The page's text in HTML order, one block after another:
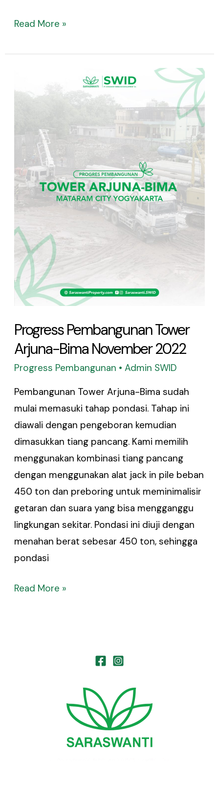
Read More »
Progress Pembangunan Tower
Arjuna-Bima November 2022
Progress Pembangunan •Admin SWID
Pembangunan Tower Arjuna-Bima sudah
mulai memasuki tahap pondasi. Tahap ini
diawali dengan pengeboran kemudian
dimasukkan tiang pancang. Kami memilih
menggunakan kombinasi tiang pancang
dengan menggunakan alat jack in pile beban
450 ton dan preboring untuk meminimalisir
getaran dan suara yang bisa mengganggu
lingkungan sekitar. Pondasi ini diuji dengan
menahan berat sebesar 450 ton, sehingga
pondasi
Pembangunan
Bima
November
2022
Read More »